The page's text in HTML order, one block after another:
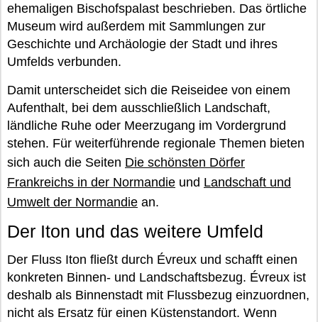
ehemaligen Bischofspalast beschrieben. Das örtliche
Museum wird außerdem mit Sammlungen zur
Geschichte und Archäologie der Stadt und ihres
Umfelds verbunden.
Damit unterscheidet sich die Reiseidee von einem
Aufenthalt, bei dem ausschließlich Landschaft,
ländliche Ruhe oder Meerzugang im Vordergrund
stehen. Für weiterführende regionale Themen bieten
sich auch die Seiten Die schönsten Dörfer
Frankreichs in der Normandie und Landschaft und
Umwelt der Normandie an.
Der Iton und das weitere Umfeld
Der Fluss Iton fließt durch Évreux und schafft einen
konkreten Binnen- und Landschaftsbezug. Évreux ist
deshalb als Binnenstadt mit Flussbezug einzuordnen,
nicht als Ersatz für einen Küstenstandort. Wenn